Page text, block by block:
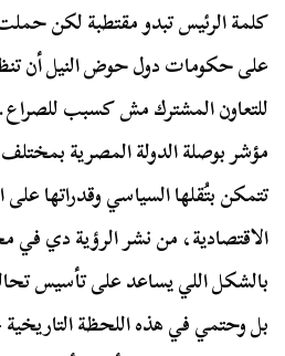
كلمة الرئيس تبدو مقتطبة لكن حملت
على حكومات دول حوض النيل أن
للتعاون المشترك مش كسبب
مؤشر بوصلة الدولة المصرية
تتمكن بتُقلها السياسي وقدراتها على
الاقتصادية، من نشر الرؤية دي في
بالشكل اللي يساعد على تأسيس
بل وحتمي في هذه اللحظة